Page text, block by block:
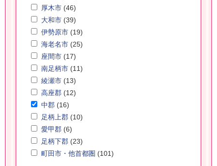
厚木市 (46)
大和市 (39)
伊勢原市 (19)
海老名市 (25)
座間市 (17)
南足柄市 (11)
綾瀬市 (13)
高座郡 (12)
中郡 (16)
足柄上郡 (10)
愛甲郡 (6)
足柄下郡 (23)
町田市・他首都圏 (101)